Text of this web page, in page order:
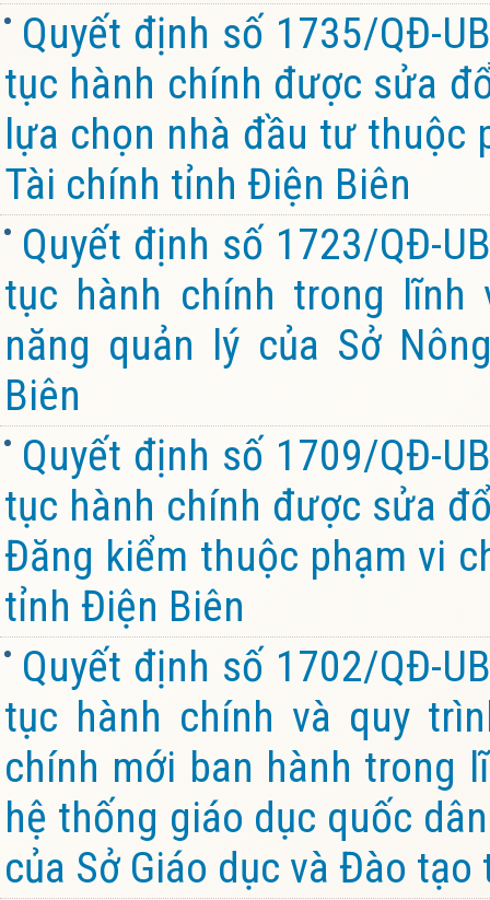
Quyết định số 1735/QĐ-
tục hành chính được sửa
lựa chọn nhà đầu tư thuộc
Tài chính tỉnh Điện Biên
Quyết định số 1723/QĐ-
tục hành chính trong
năng quản lý của Sở
Biên
Quyết định số 1709/QĐ-
tục hành chính được sửa
Đăng kiểm thuộc phạm vi
tỉnh Điện Biên
Quyết định số 1702/QĐ-
tục hành chính và quy
chính mới ban hành trong
hệ thống giáo dục quốc
của Sở Giáo dục và Đào